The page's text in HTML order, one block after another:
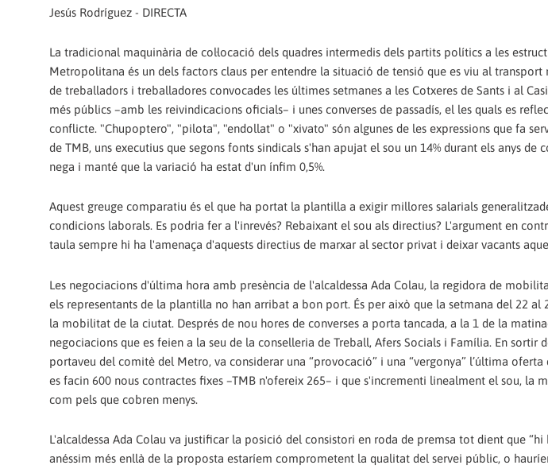
Jesús Rodríguez - DIRECTA
La tradicional maquinària de col·locació dels quadres intermedis dels partits polítics a les
Metropolitana és un dels factors claus per entendre la situació de tensió que es viu al
de treballadors i treballadores convocades les últimes setmanes a les Cotxeres de Sants i al
més públics –amb les reivindicacions oficials– i unes converses de passadís, el les quals es
conflicte. "Chupoptero", "pilota", "endollat" o "xivato" són algunes de les expressions que fa
de TMB, uns executius que segons fonts sindicals s'han apujat el sou un 14% durant els anys
nega i manté que la variació ha estat d'un ínfim 0,5%.
Aquest greuge comparatiu és el que ha portat la plantilla a exigir millores salarials
condicions laborals. Es podria fer a l'inrevés? Rebaixant el sou als directius? L'argument en
taula sempre hi ha l'amenaça d'aquests directius de marxar al sector privat i deixar vacants
Les negociacions d'última hora amb presència de l'alcaldessa Ada Colau, la regidora de
els representants de la plantilla no han arribat a bon port. És per això que la setmana del 22 al
la mobilitat de la ciutat. Després de nou hores de converses a porta tancada, a la 1 de la
negociacions que es feien a la seu de la conselleria de Treball, Afers Socials i Família. En sortir
portaveu del comitè del Metro, va considerar una “provocació” i una “vergonya” l’última
es facin 600 nous contractes fixes –TMB n'ofereix 265– i que s'incrementi linealment el sou, la
com pels que cobren menys.
L'alcaldessa Ada Colau va justificar la posició del consistori en roda de premsa tot dient que
anéssim més enllà de la proposta estaríem comprometent la qualitat del servei públic, o